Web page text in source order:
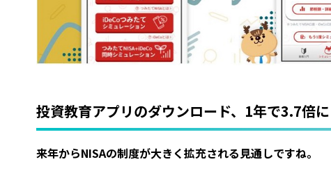
投資教育アプリのダウンロード、1年で3.7倍に
――来年からNISAの制度が大きく拡充される見通しですね。